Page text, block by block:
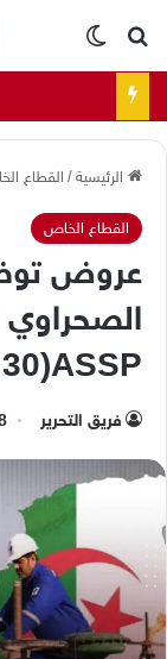
بحث عنالوضع
الرئيسية/ القطاع
القطاع الخاص
عروض
الصحراوي
ASSP(30 منصب)
فريق التحرير